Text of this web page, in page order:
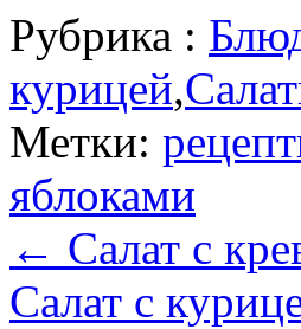
Рубрика :
курицей,
Метки:
яблоками
← Салат с
Салат с